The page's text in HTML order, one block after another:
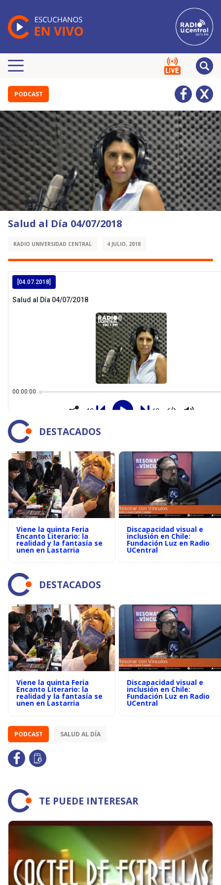
PODCAST
Salud al Día 04/07/2018
RADIO UNIVERSIDAD CENTRAL 4 JULIO, 2018
DESTACADOS
Viene la quinta Feria
Encanto Literario: la
realidad y la fantasía se
unen en Lastarria
Discapacidad visual e
inclusión en Chile:
Fundación Luz en Radio
UCentral
DESTACADOS
Viene la quinta Feria
Encanto Literario: la
realidad y la fantasía se
unen en Lastarria
Discapacidad visual e
inclusión en Chile:
Fundación Luz en Radio
UCentral
PODCAST SALUD AL DÍA
TE PUEDE INTERESAR